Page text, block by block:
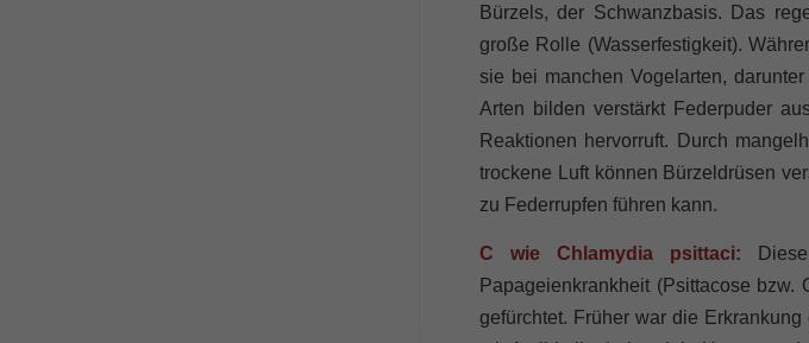
Bürzels, der Schwanzbasis. Das
große Rolle (Wasserfestigkeit).
sie bei manchen Vogelarten,
Arten bilden verstärkt Federpuder
Reaktionen hervorruft. Durch
trockene Luft können Bürzeldrüsen
zu Federrupfen führen kann.
C wie Chlamydia psittaci:
Papageienkrankheit (Psittacose bzw.
gefürchtet. Früher war die